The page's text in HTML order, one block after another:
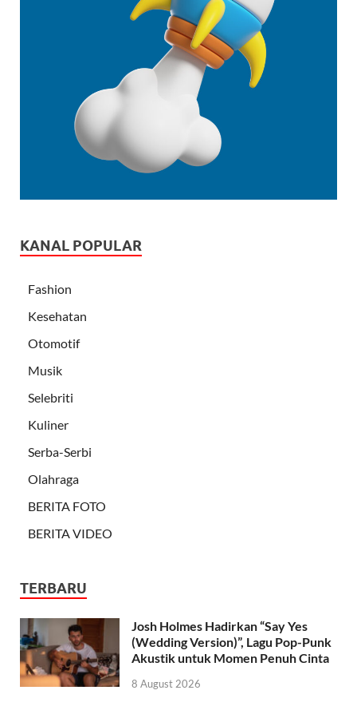
KANAL POPULAR
Fashion
Kesehatan
Otomotif
Musik
Selebriti
Kuliner
Serba-Serbi
Olahraga
BERITA FOTO
BERITA VIDEO
TERBARU
Josh Holmes Hadirkan “Say Yes
(Wedding Version)”, Lagu Pop-Punk
Akustik untuk Momen Penuh Cinta
8 August 2026